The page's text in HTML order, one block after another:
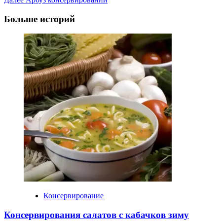
Navigation
Больше историй
Консервирование
Консервирования салатов с кабачков зиму